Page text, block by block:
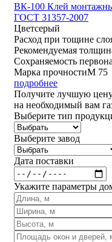
ВК-100 Клей
ГОСТ 31357-2007
Цветсерый
Расход при тощине
Рекомендуемая
Сохраняемость
Марка прочностиМ 75
подробнее
Получите лучшую
на необходимый вам
Выберите тип
Выберите завод
Дата поставки
Укажите параметры